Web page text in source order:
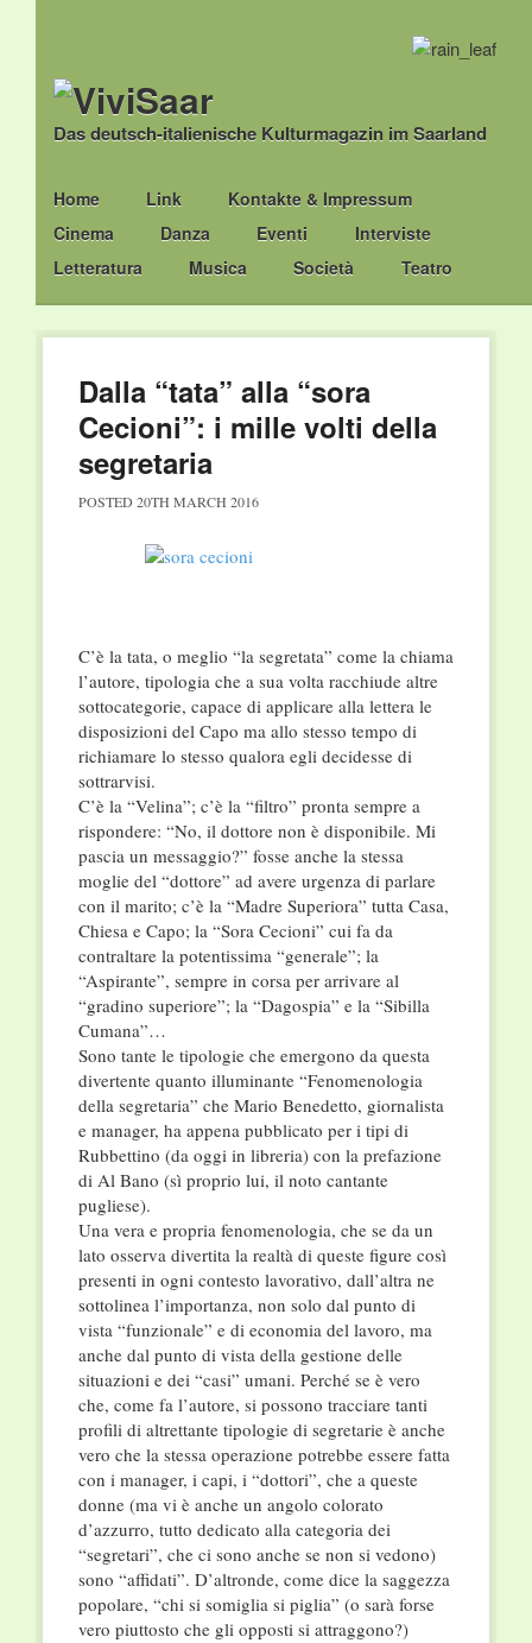
Das deutsch-italienische Kulturmagazin im Saarland
Main menu
Skip
to
content
Home Link
Kontakte & Impressum
Cinema
Danza Eventi
Interviste
Letteratura
Musica Società Teatro
Dalla “tata” alla “sora
Cecioni”: i mille volti della
segretaria
POSTED 20TH MARCH 2016
C’è la tata, o meglio “la segretata” come la chiama
l’autore, tipologia che a sua volta racchiude altre
sottocategorie, capace di applicare alla lettera le
disposizioni del Capo ma allo stesso tempo di
richiamare lo stesso qualora egli decidesse di
sottrarvisi.
C’è la “Velina”; c’è la “filtro” pronta sempre a
rispondere: “No, il dottore non è disponibile. Mi
pascia un messaggio?” fosse anche la stessa
moglie del “dottore” ad avere urgenza di parlare
con il marito; c’è la “Madre Superiora” tutta Casa,
Chiesa e Capo; la “Sora Cecioni” cui fa da
contraltare la potentissima “generale”; la
“Aspirante”, sempre in corsa per arrivare al
“gradino superiore”; la “Dagospia” e la “Sibilla
Cumana”…
Sono tante le tipologie che emergono da questa
divertente quanto illuminante “Fenomenologia
della segretaria” che Mario Benedetto, giornalista
e manager, ha appena pubblicato per i tipi di
Rubbettino (da oggi in libreria) con la prefazione
di Al Bano (sì proprio lui, il noto cantante
pugliese).
Una vera e propria fenomenologia, che se da un
lato osserva divertita la realtà di queste figure così
presenti in ogni contesto lavorativo, dall’altra ne
sottolinea l’importanza, non solo dal punto di
vista “funzionale” e di economia del lavoro, ma
anche dal punto di vista della gestione delle
situazioni e dei “casi” umani. Perché se è vero
che, come fa l’autore, si possono tracciare tanti
profili di altrettante tipologie di segretarie è anche
vero che la stessa operazione potrebbe essere fatta
con i manager, i capi, i “dottori”, che a queste
donne (ma vi è anche un angolo colorato
d’azzurro, tutto dedicato alla categoria dei
“segretari”, che ci sono anche se non si vedono)
sono “affidati”. D’altronde, come dice la saggezza
popolare, “chi si somiglia si piglia” (o sarà forse
vero piuttosto che gli opposti si attraggono?)